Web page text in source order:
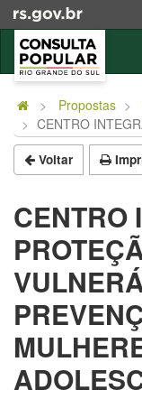
para
conteúdo
para
menu
para
busca
Início
conteúdo
Propostas
CENTRO
Voltar
CENTRO